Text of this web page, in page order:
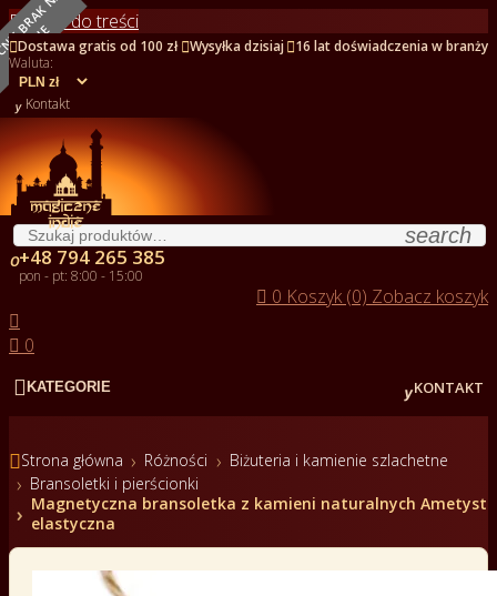
Przejdź do treści
Dostawa gratis od 100 zł Wysyłka dzisiaj 16 lat doświadczenia w branży
Waluta:
 Kontakt
search
+48 794 265 385
pon - pt: 8:00 - 15:00
 0 Koszyk (0) Zobacz koszyk

 0
 KATEGORIE KONTAKT
Strona główna Różności
Biżuteria i kamienie szlachetne
Bransoletki i pierścionki
Magnetyczna bransoletka z kamieni naturalnych Ametyst
elastyczna
NOWY
E